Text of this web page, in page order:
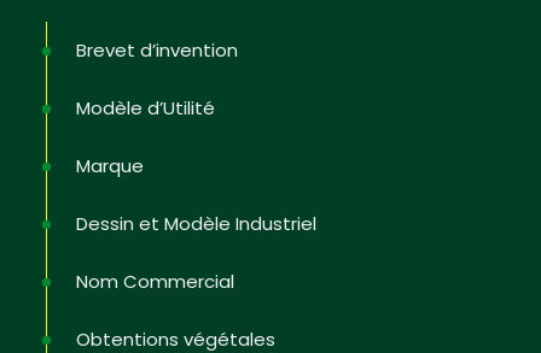
Brevet d’invention
Modèle d’Utilité
Marque
Dessin et Modèle Industriel
Nom Commercial
Obtentions végétales